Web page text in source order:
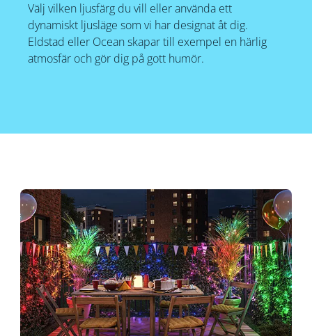
Välj vilken ljusfärg du vill eller använda ett
dynamiskt ljusläge som vi har designat åt dig.
Eldstad eller Ocean skapar till exempel en härlig
atmosfär och gör dig på gott humör.